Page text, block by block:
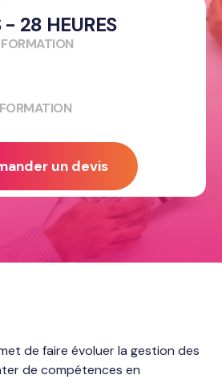
28 HEURES
un devis
de faire évoluer la gestion des
de compétences en